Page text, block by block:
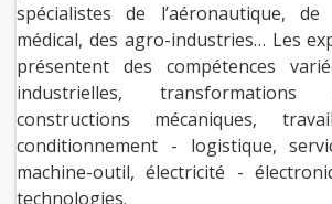
spécialistes de l’aéronautique, de
médical, des agro-industries… Les
présentent des compétences
industrielles,
constructions mécaniques,
conditionnement - logistique,
machine-outil, électricité -
technologies.